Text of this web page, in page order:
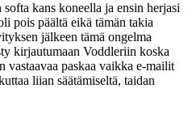
kans koneella ja ensin herjasi
pois päältä eikä tämän takia
jälkeen tämä ongelma
kirjautumaan Voddleriin koska
vastaavaa paskaa vaikka e-mailit
liian säätämiseltä, taidan